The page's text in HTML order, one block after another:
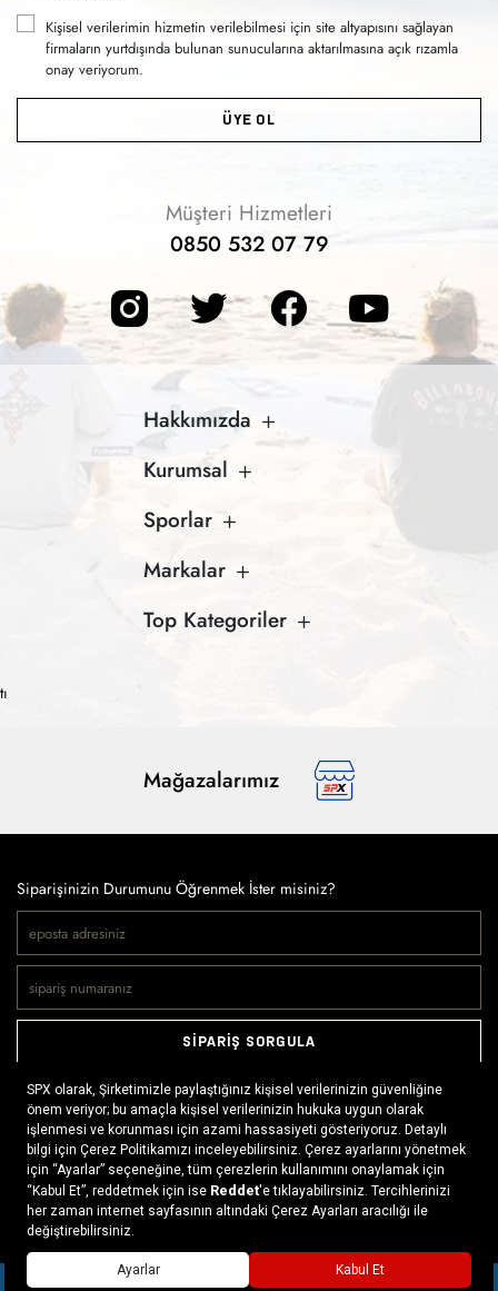
Kişisel verilerimin hizmetin verilebilmesi için site altyapısını sağlayan
firmaların yurtdışında bulunan sunucularına aktarılmasına açık rızamla
onay veriyorum.
ÜYE OL
Müşteri Hizmetleri
0850 532 07 79
Hakkımızda
Kurumsal
Sporlar
Markalar
Top Kategoriler
Mağazalarımız
Siparişinizin Durumunu Öğrenmek İster misiniz?
SİPARİŞ SORGULA
Doğaya ve spora tutkuyla bağlı olanların markası SPX, çeşitli
kategorilerde sunduğu spor giyim ürünleri, outdoor ayakkabılar,
ekipman ve aksesuarlar ile, her yerde ve her koşulda doğayla
buluşmayı mümkün kılıyor. Daima aktif bir yaşam tarzını
benimseyenlerin ihtiyaç duyabileceği her şey, SPX’in online
mağazasında ziyaretçilerin beğenisine sunuluyor.
Daha fazlası >